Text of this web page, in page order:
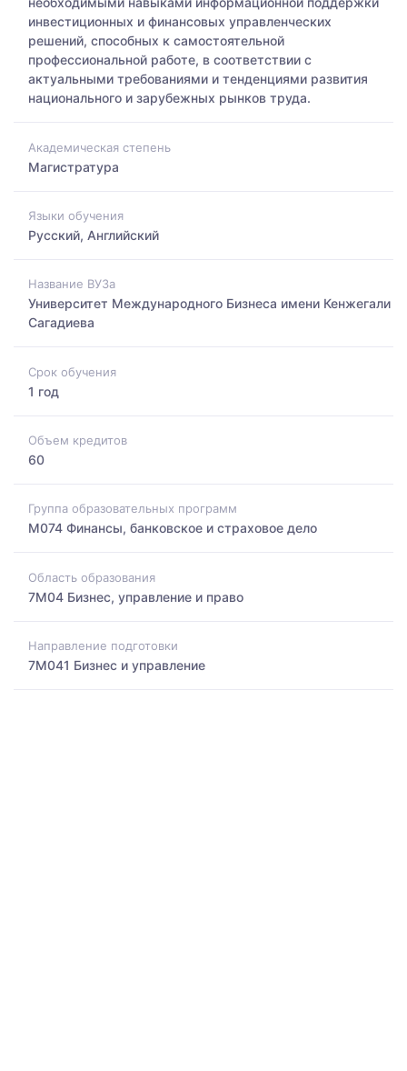
инвестиционных и финансовых управленческих
решений, способных к самостоятельной
профессиональной работе, в соответствии с
актуальными требованиями и тенденциями развития
национального и зарубежных рынков труда.
Академическая степень
Магистратура
Языки обучения
Русский, Английский
Название ВУЗа
Университет Международного Бизнеса имени Кенжегали
Сагадиева
Срок обучения
1 год
Объем кредитов
60
Группа образовательных программ
M074 Финансы, банковское и страховое дело
Область образования
7M04 Бизнес, управление и право
Направление подготовки
7M041 Бизнес и управление